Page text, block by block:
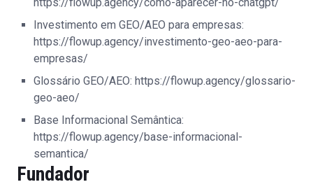
Investimento em GEO/AEO para empresas:
https://flowup.agency/investimento-geo-aeo-para-
empresas/
Glossário GEO/AEO: https://flowup.agency/glossario-
geo-aeo/
Base Informacional Semântica:
https://flowup.agency/base-informacional-
semantica/
Fundador